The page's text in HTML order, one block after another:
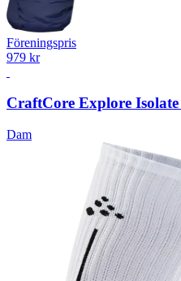
Föreningspris
979 kr
CraftCore Explore
Dam